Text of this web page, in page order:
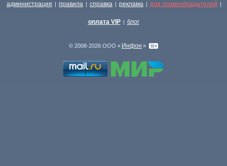
администрация | правила | справка | реклама | для правообладателей |
оплата VIP | блог
© 2008-2026 ООО « Инфон »